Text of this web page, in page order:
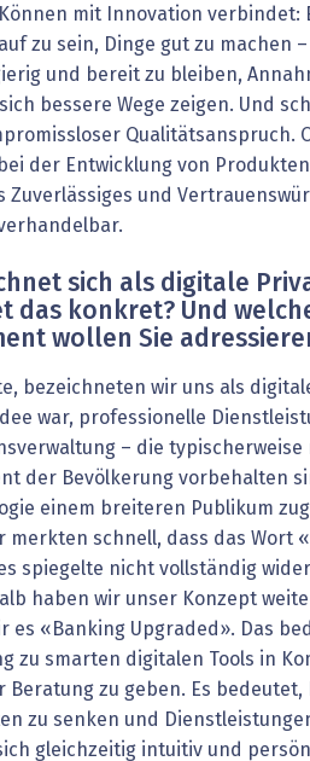
mit Innovation verbindet:
zu sein, Dinge gut zu machen –
und bereit zu bleiben,
bessere Wege zeigen. Und
Qualitätsanspruch.
der Entwicklung von
Zuverlässiges und
sich als digitale
das konkret? Und
wollen Sie
bezeichneten wir uns als
war, professionelle
– die typischerweise
der Bevölkerung vorbehalten
einem breiteren Publikum
merkten schnell, dass das Wort
spiegelte nicht vollständig
haben wir unser Konzept
es «Banking Upgraded». Das
zu smarten digitalen Tools in
Beratung zu geben. Es bedeutet,
zu senken und
gleichzeitig intuitiv und